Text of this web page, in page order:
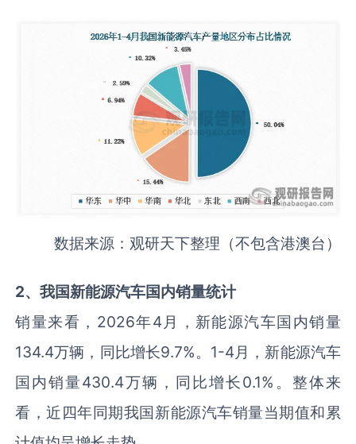
数据来源：观研天下整理（不包含港澳台）
2、我国新能源汽车国内销量统计
销量来看，2026年4月，新能源汽车国内销量
134.4万辆，同比增长9.7%。1-4月，新能源汽车
国内销量430.4万辆，同比增长0.1%。整体来
看，近四年同期我国新能源汽车销量当期值和累